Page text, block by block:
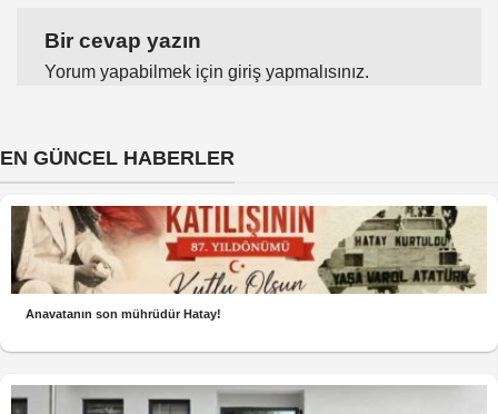
Bir cevap yazın
Yorum yapabilmek için giriş yapmalısınız.
EN GÜNCEL HABERLER
Anavatanın son mührüdür Hatay!